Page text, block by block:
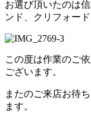
お選び頂いたのは
ンド、クリフォード
この度は作業のご
ございます。
またのご来店お待
ます。